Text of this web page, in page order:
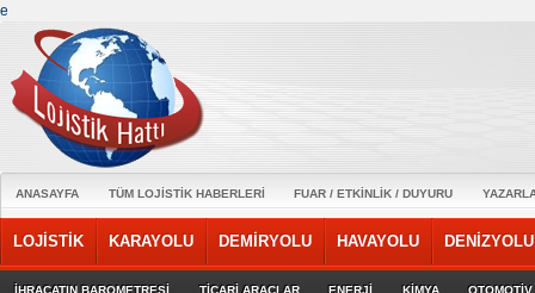
e
ANASAYFA TÜM LOJİSTİK HABERLERİ FUAR / ETKİNLİK / DUYURU
LOJİSTİK KARAYOLU DEMİRYOLU HAVAYOLU DENİZYOLU
İHRACATIN BAROMETRESİ TİCARİ ARAÇLAR ENERJİ KİMYA OTOMOTİV